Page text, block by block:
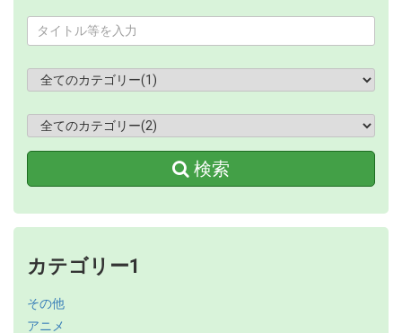
検索
カテゴリー1
その他
アニメ